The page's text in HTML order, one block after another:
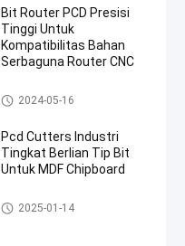
Bit Router PCD Presisi
Tinggi Untuk
Kompatibilitas Bahan
Serbaguna Router CNC
Bit PCD Router
2024-05-16
Pcd Cutters Industri
Tingkat Berlian Tip Bit
Untuk MDF Chipboard
Bit PCD Router
2025-01-14